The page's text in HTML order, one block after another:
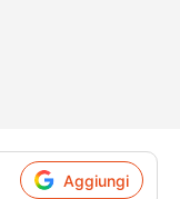
Aggiungi